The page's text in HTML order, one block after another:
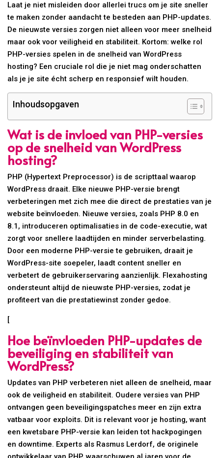
Laat je niet misleiden door allerlei trucs om je site sneller
te maken zonder aandacht te besteden aan PHP-updates.
De nieuwste versies zorgen niet alleen voor meer snelheid
maar ook voor veiligheid en stabiliteit. Kortom: welke rol
PHP-versies spelen in de snelheid van WordPress
hosting? Een cruciale rol die je niet mag onderschatten
als je je site écht scherp en responsief wilt houden.
Inhoudsopgaven
Wat is de invloed van PHP-versies
op de snelheid van WordPress
hosting?
PHP (Hypertext Preprocessor) is de scripttaal waarop
WordPress draait. Elke nieuwe PHP-versie brengt
verbeteringen met zich mee die direct de prestaties van je
website beïnvloeden. Nieuwe versies, zoals PHP 8.0 en
8.1, introduceren optimalisaties in de code-executie, wat
zorgt voor snellere laadtijden en minder serverbelasting.
Door een moderne PHP-versie te gebruiken, draait je
WordPress-site soepeler, laadt content sneller en
verbetert de gebruikerservaring aanzienlijk. Flexahosting
ondersteunt altijd de nieuwste PHP-versies, zodat je
profiteert van die prestatiewinst zonder gedoe.
[
Hoe beïnvloeden PHP-updates de
beveiliging en stabiliteit van
WordPress?
Updates van PHP verbeteren niet alleen de snelheid, maar
ook de veiligheid en stabiliteit. Oudere versies van PHP
ontvangen geen beveiligingspatches meer en zijn extra
vatbaar voor exploits. Dit is relevant voor je hosting, want
een kwetsbare PHP-versie kan leiden tot hackpogingen
en downtime. Experts als Rasmus Lerdorf, de originele